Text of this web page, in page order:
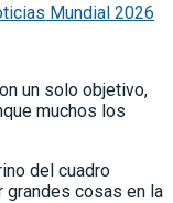
Mundial 2026
un solo objetivo,
muchos los
del cuadro
grandes cosas en la